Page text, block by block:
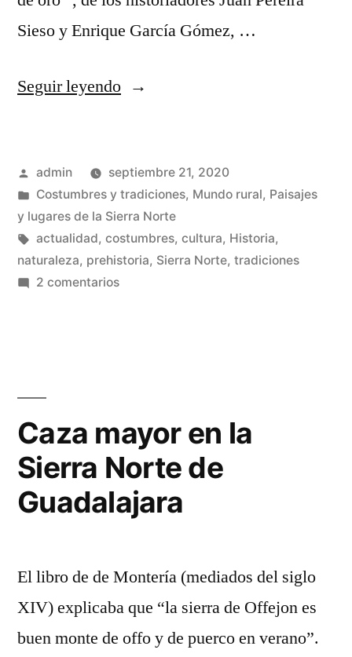
Sieso y Enrique García Gómez, …
Seguir leyendo«Las
la
Prehistoria
y
en
Guadalajara»
Publicado
por
admin
septiembre 21, 2020
Publicado
en
Costumbres y tradiciones, Mundo rural, Paisajes
y lugares de la Sierra Norte
Etiquetas:
actualidad, costumbres, cultura, Historia,
naturaleza, prehistoria, Sierra Norte, tradiciones
2 comentariosen
en
la
Sierra
Norte
de
Caza mayor en la
Sierra Norte de
Guadalajara
El libro de de Montería (mediados del siglo
XIV) explicaba que “la sierra de Offejon es
buen monte de offo y de puerco en verano”.